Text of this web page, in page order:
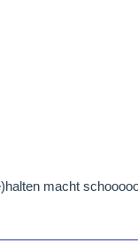
macht